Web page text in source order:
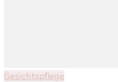
Gesichtspflege